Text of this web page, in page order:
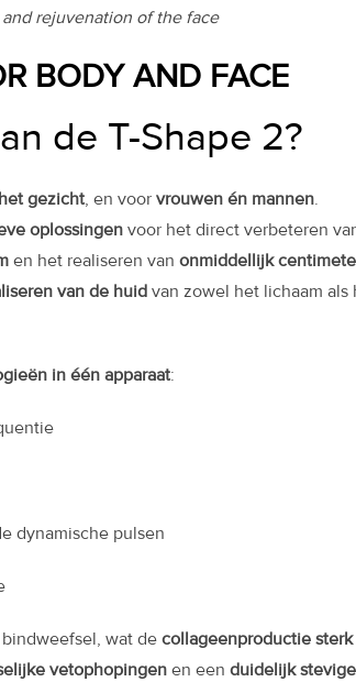
rejuvenation of the face
de T-Shape 2?
gezicht, en voor vrouwen én mannen.
oplossingen voor het direct verbeteren
en het realiseren van onmiddellijk
van de huidvan zowel het lichaam als
in één apparaat:
dynamische pulsen
wat de collageenproductie sterk
vetophopingenen een duidelijk